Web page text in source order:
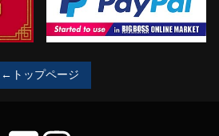
←トップページ